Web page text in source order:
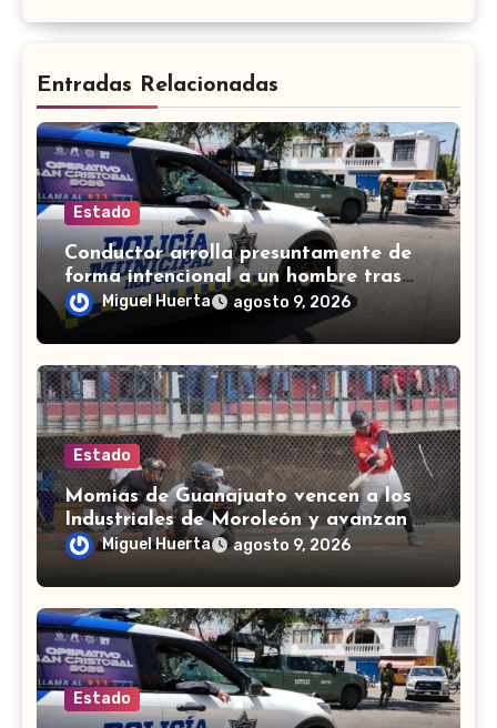
Entradas Relacionadas
Estado
Conductor arrolla presuntamente de
forma intencional a un hombre tras
una riña en Celaya
Miguel Huerta agosto 9, 2026
Estado
Momias de Guanajuato vencen a los
Industriales de Moroleón y avanzan a
la final estatal de béisbol
Miguel Huerta agosto 9, 2026
Estado